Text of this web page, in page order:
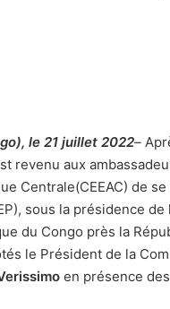
le 21 juillet 2022–
revenu aux
Centrale(CEEAC) de
sous la présidence de
du Congo près la
le Président de la
en présence